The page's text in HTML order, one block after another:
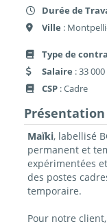
Durée de
Ville :
Type de
Salaire : 33
CSP : Cadre
Maïki, labellisé
permanent et
expérimentées
des postes
temporaire.
Pour notre